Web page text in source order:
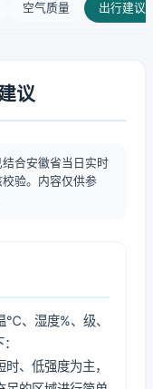
空气质量 出行建议
议
合安徽省当日实时
验。内容仅供参
℃、湿度%、级、
、低强度为主，